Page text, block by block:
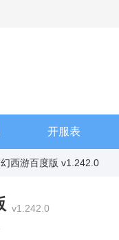
开服表
西游百度版 v1.242.0
v1.242.0